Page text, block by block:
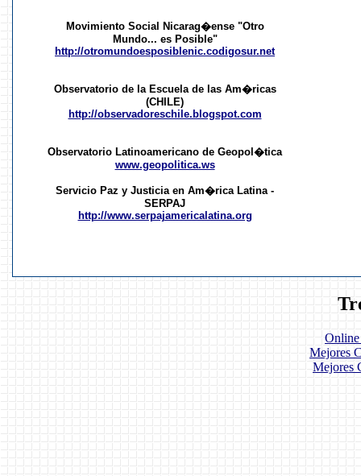
Movimiento Social Nicarag�ense "Otro
Mundo... es Posible"
http://otromundoesposiblenic.codigosur.net
Observatorio de la Escuela de las Am�ricas
(CHILE)
http://observadoreschile.blogspot.com
Observatorio Latinoamericano de Geopol�tica
www.geopolitica.ws
Servicio Paz y Justicia en Am�rica Latina -
SERPAJ
http://www.serpajamericalatina.org
Mejores
Mejores